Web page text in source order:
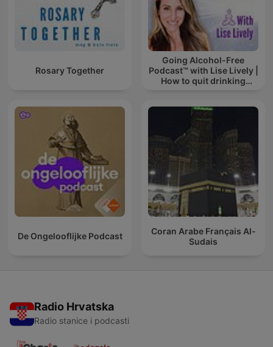
Rosary Together
Going Alcohol-Free
Podcast™ with Lise Lively |
How to quit drinking
De Ongelooflijke Podcast
Coran Arabe Français Al-
Sudais
Radio Hrvatska
Radio stanice i podcasti